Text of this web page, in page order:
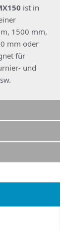
ist in
1500 mm,
mm oder
für
und